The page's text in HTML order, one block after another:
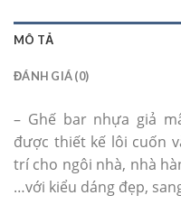
MÔ TẢ
ĐÁNH GIÁ (0)
– Ghế bar nhựa giả
được thiết kế lôi cuốn
trí cho ngôi nhà, nhà
…với kiểu dáng đẹp,